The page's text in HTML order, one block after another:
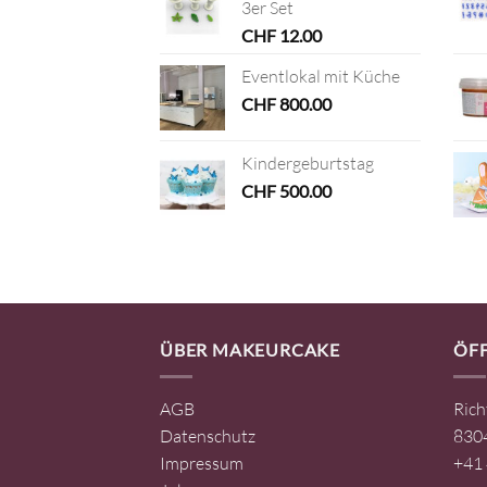
3er Set
CHF12.00
Eventlokal mit Küche
CHF800.00
Kindergeburtstag
CHF500.00
ÜBER MAKEURCAKE
AGB
Datenschutz
Impressum
+41